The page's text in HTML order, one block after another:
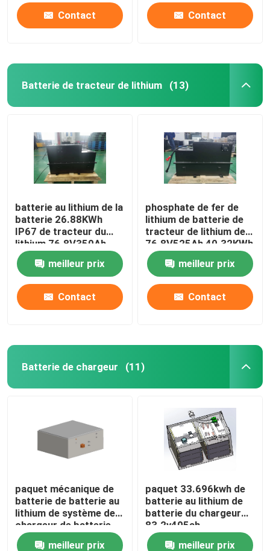
Contact Contact
Batterie de tracteur de lithium (13)
batterie au lithium de la
batterie 26.88KWh
IP67 de tracteur du
lithium 76.8V350Ah
meilleur prix
Contact
phosphate de fer de
lithium de batterie de
tracteur de lithium de
76.8V525Ah 40.32KWh
meilleur prix
Contact
Batterie de chargeur (11)
paquet mécanique de
batterie de batterie au
lithium de système de
chargeur de batterie
de chargeur de 614.4V
meilleur prix
paquet 33.696kwh de
batterie au lithium de
batterie du chargeur
83.2v405ah
meilleur prix